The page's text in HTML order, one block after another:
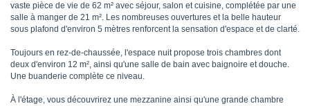
vaste pièce de vie de 62 m² avec séjour, salon et cuisine, complétée par une
salle à manger de 21 m². Les nombreuses ouvertures et la belle hauteur
sous plafond d'environ 5 mètres renforcent la sensation d'espace et de clarté.
Toujours en rez-de-chaussée, l'espace nuit propose trois chambres dont
deux d'environ 12 m², ainsi qu'une salle de bain avec baignoire et douche.
Une buanderie complète ce niveau.
À l'étage, vous découvrirez une mezzanine ainsi qu'une grande chambre